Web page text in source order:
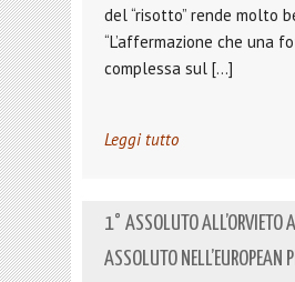
del “risotto” rende molto
“L’affermazione che una
complessa sul […]
Leggi tutto
1° ASSOLUTO ALL’ORVIETO
ASSOLUTO NELL’EUROPEAN